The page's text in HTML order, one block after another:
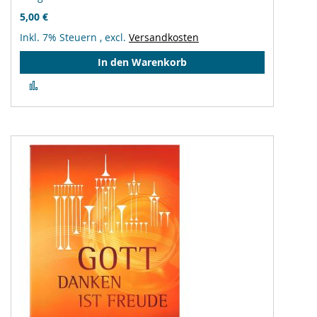
5,00 €
Inkl. 7% Steuern , excl. Versandkosten
In den Warenkorb
hinzufügen